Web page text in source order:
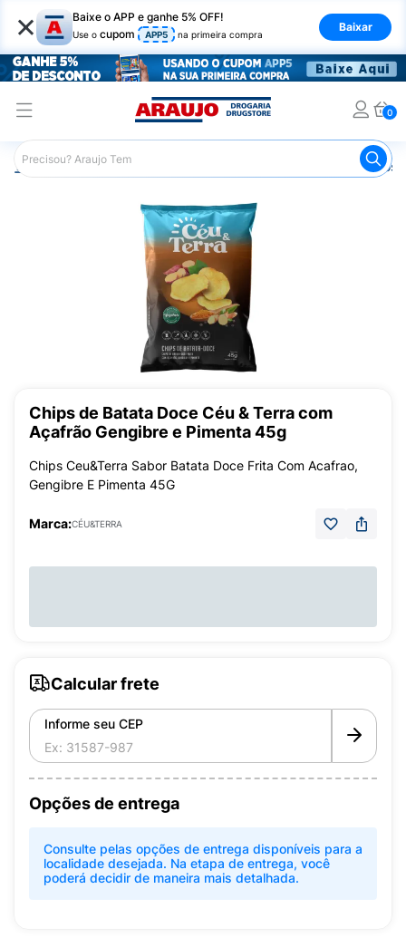
× Baixe o APP e ganhe 5% OFF!
Use o cupom APP5 na primeira compra
Baixar
0
Araujo Mercado Salgadinhos
Chips de Batata Doce Céu & Terra com
Açafrão Gengibre e Pimenta 45g
Chips Ceu&Terra Sabor Batata Doce Frita Com Acafrao,
Gengibre E Pimenta 45G
Marca:CÉU&TERRA
Calcular frete
Informe seu CEP
Opções de entrega
Consulte pelas opções de entrega disponíveis para a
localidade desejada. Na etapa de entrega, você
poderá decidir de maneira mais detalhada.